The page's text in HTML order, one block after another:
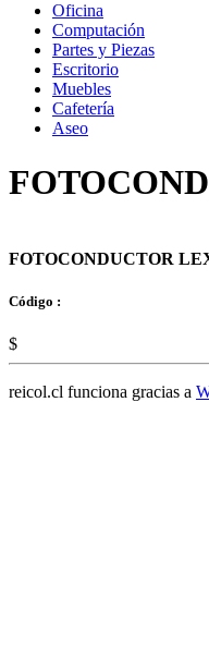
Oficina
Computación
Partes y Piezas
Escritorio
Muebles
Cafetería
Aseo
FOTOCONDUCTOR
Código :
$
reicol.cl funciona gracias a